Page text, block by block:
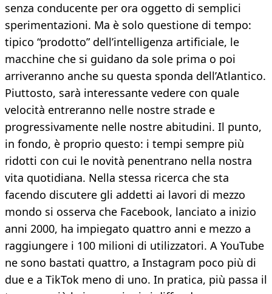
senza conducente per ora oggetto di semplici
sperimentazioni. Ma è solo questione di tempo:
tipico “prodotto” dell’intelligenza artificiale, le
macchine che si guidano da sole prima o poi
arriveranno anche su questa sponda dell’Atlantico.
Piuttosto, sarà interessante vedere con quale
velocità entreranno nelle nostre strade e
progressivamente nelle nostre abitudini. Il punto,
in fondo, è proprio questo: i tempi sempre più
ridotti con cui le novità penentrano nella nostra
vita quotidiana. Nella stessa ricerca che sta
facendo discutere gli addetti ai lavori di mezzo
mondo si osserva che Facebook, lanciato a inizio
anni 2000, ha impiegato quattro anni e mezzo a
raggiungere i 100 milioni di utilizzatori. A YouTube
ne sono bastati quattro, a Instagram poco più di
due e a TikTok meno di uno. In pratica, più passa il